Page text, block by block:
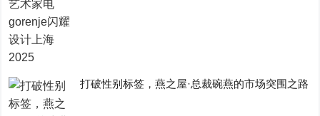
打破性别标签，燕之屋·总裁碗燕的市场突围之路